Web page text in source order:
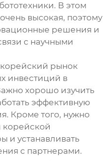
В этом
высокая, поэтому
решения и
с научными
рынок
инвестиций в
хорошо изучить
эффективную
Кроме того, нужно
корейской
и устанавливать
с партнерами.